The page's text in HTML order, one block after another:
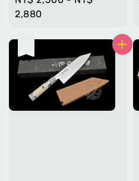
price
2,880